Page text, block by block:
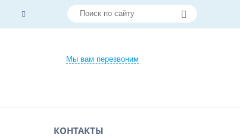
Мы вам перезвоним
КОНТАКТЫ